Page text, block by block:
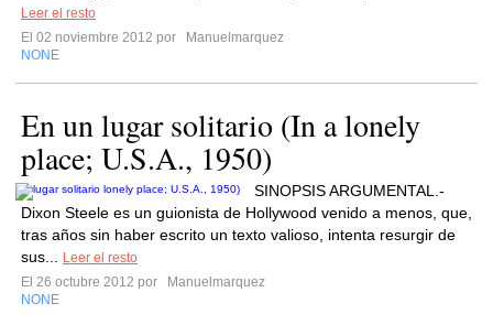
Leer el resto
El 02 noviembre 2012 por
Manuelmarquez
NONE
En un lugar solitario (In a lonely
place; U.S.A., 1950)
SINOPSIS ARGUMENTAL.-
Dixon Steele es un guionista de Hollywood venido a menos, que,
tras años sin haber escrito un texto valioso, intenta resurgir de
sus...
Leer el resto
El 26 octubre 2012 por
Manuelmarquez
NONE